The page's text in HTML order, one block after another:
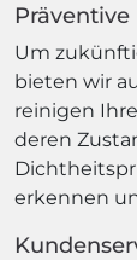
Um
bieten wir
reinigen
deren
erkennen